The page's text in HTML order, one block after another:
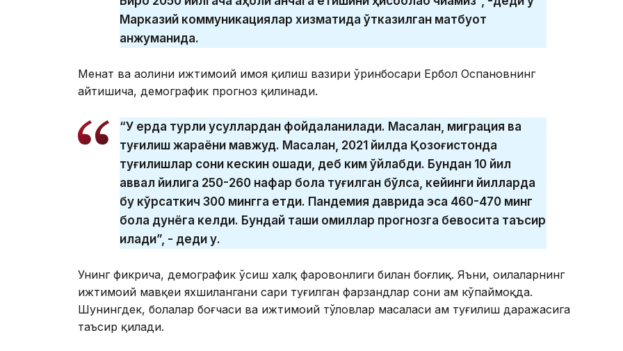
Марказий коммуникациялар хизматида ўтказилган матбуот
анжуманида.
Меҳнат ва аҳолини ижтимоий ҳимоя қилиш вазири ўринбосари Ербол Оспановнинг
айтишича, демографик прогноз қилинади.
“У ерда турли усуллардан фойдаланилади. Масалан, миграция ва
туғилиш жараёни мавжуд. Масалан, 2021 йилда Қозоғистонда
туғилишлар сони кескин ошади, деб ким ўйлабди. Бундан 10 йил
аввал йилига 250-260 нафар бола туғилган бўлса, кейинги йилларда
бу кўрсаткич 300 мингга етди. Пандемия даврида эса 460-470 минг
бола дунёга келди. Бундай ташқи омиллар прогнозга бевосита таъсир
қилади”, - деди у.
Унинг фикрича, демографик ўсиш халқ фаровонлиги билан боғлиқ. Яъни, оилаларнинг
ижтимоий мавқеи яхшилангани сари туғилган фарзандлар сони ҳам кўпаймоқда.
Шунингдек, болалар боғчаси ва ижтимоий тўловлар масаласи ҳам туғилиш даражасига
таъсир қилади.